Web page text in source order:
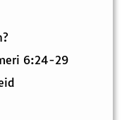
6:24-29